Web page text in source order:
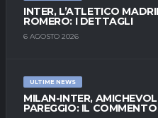
INTER, L’ATLETICO
ROMERO: I DETTAGLI
6 AGOSTO 2026
ULTIME NEWS
MILAN-INTER,
PAREGGIO: IL